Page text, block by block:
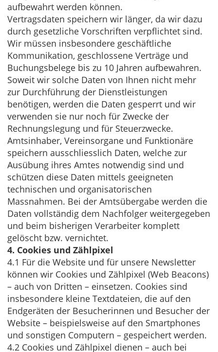
aufbewahrt werden können.
Vertragsdaten speichern wir länger, da wir dazu
durch gesetzliche Vorschriften verpflichtet sind.
Wir müssen insbesondere geschäftliche
Kommunikation, geschlossene Verträge und
Buchungsbelege bis zu 10 Jahren aufbewahren.
Soweit wir solche Daten von Ihnen nicht mehr
zur Durchführung der Dienstleistungen
benötigen, werden die Daten gesperrt und wir
verwenden sie nur noch für Zwecke der
Rechnungslegung und für Steuerzwecke.
Amtsinhaber, Vereinsorgane und Funktionäre
speichern ausschliesslich Daten, welche zur
Ausübung ihres Amtes notwendig sind und
schützen diese Daten mittels geeigneten
technischen und organisatorischen
Massnahmen. Bei der Amtsübergabe werden die
Daten vollständig dem Nachfolger weitergegeben
und beim bisherigen Verarbeiter komplett
gelöscht bzw. vernichtet.
4. Cookies und Zählpixel
4.1 Für die Website und für unsere Newsletter
können wir Cookies und Zählpixel (Web Beacons)
– auch von Dritten – einsetzen. Cookies sind
insbesondere kleine Textdateien, die auf den
Endgeräten der Besucherinnen und Besucher der
Website – beispielsweise auf den Smartphones
und sonstigen Computern – gespeichert werden.
4.2 Cookies und Zählpixel dienen – auch bei